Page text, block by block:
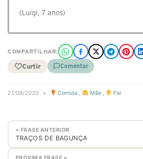
(Luigi, 7 anos)
COMPARTILHAR:
Curtir Comentar
21/08/2020 • Comida , Mãe, Pai
« FRASE ANTERIOR
TRAÇOS DE BAGUNÇA
PRÓXIMA FRASE »